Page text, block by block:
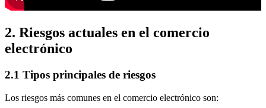
2. Riesgos actuales en el comercio
electrónico
2.1 Tipos principales de riesgos
Los riesgos más comunes en el comercio electrónico son: